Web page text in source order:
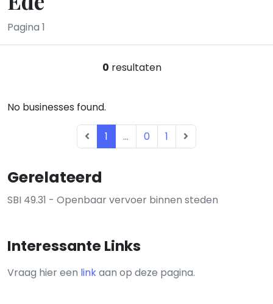
Pagina 1
Gerelateerd
SBI 49.31 - Openbaar vervoer binnen steden
Interessante Links
Vraag hier een linkaan op deze pagina.
0 resultaten
No businesses found.
1 ... 0 1